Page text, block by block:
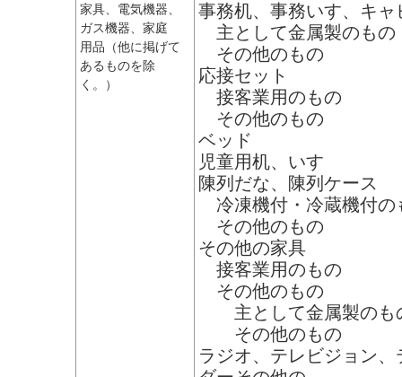
家具、電気機器、
ガス機器、家庭
用品（他に掲げて
あるものを除
く。）
事務机、事務いす、キャ
主として金属製のもの
その他のもの
応接セット
接客業用のもの
その他のもの
ベッド
児童用机、いす
陳列だな、陳列ケース
冷凍機付・冷蔵機付の
その他のもの
その他の家具
接客業用のもの
その他のもの
主として金属製のも
その他のもの
ラジオ、テレビジョン